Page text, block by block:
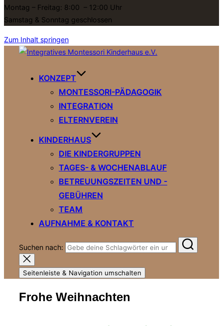
Montag – Freitag: 8:00 – 12:00 Uhr
Samstag & Sonntag geschlossen
Zum Inhalt springen
KONZEPT
MONTESSORI-PÄDAGOGIK
INTEGRATION
ELTERNVEREIN
KINDERHAUS
DIE KINDERGRUPPEN
TAGES- & WOCHENABLAUF
BETREUUNGSZEITEN UND -
GEBÜHREN
TEAM
AUFNAHME & KONTAKT
Suchen nach:
Seitenleiste & Navigation umschalten
Frohe Weihnachten